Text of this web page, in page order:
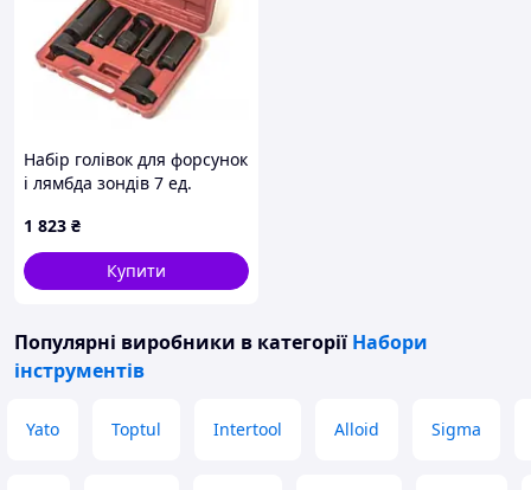
Набір голівок для форсунок
і лямбда зондів 7 ед.
1 823 ₴
Купити
Популярні виробники в категорії Набори
інструментів
Yato Toptul Intertool Alloid Sigma